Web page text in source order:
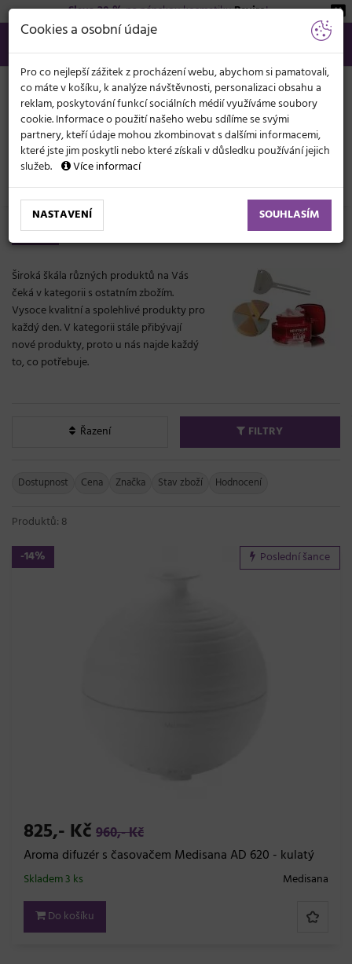
Sleva 20 %na pánskou kosmetikuBeviro!
566 440 099
info@svetkadernictvi.cz
Po−pá: 8−17
Vše o nákupu Kč
KATEGORIE
MENU
Ostatní
Ostatní produkty
Široká škála různých produktů na Vás
čeká v kategorii s ostatním zbožím.
Vysoce kvalitní a spolehlivé produkty pro
každý den. V kategorii stále přibývají
nové produkty, proto u nás najde každý
to, co potřebuje.
Řazení FILTRY
Dostupnost Cena Značka Stav zboží Hodnocení
Produktů: 8
-14%
Poslední šance
825,- Kč 960,- Kč
Aroma difuzér s časovačem Medisana AD 620 - kulatý
Medisana
Skladem 3 ks
Do košíku
Cookies a osobní údaje
Pro co nejlepší zážitek z procházení webu, abychom si pamatovali,
co máte v košíku, k analýze návštěvnosti, personalizaci obsahu a
reklam, poskytování funkcí sociálních médií využíváme soubory
cookie. Informace o použití našeho webu sdílíme se svými
partnery, kteří údaje mohou zkombinovat s dalšími informacemi,
které jste jim poskytli nebo které získali v důsledku používání jejich
služeb.
Více informací
NASTAVENÍ SOUHLASÍM